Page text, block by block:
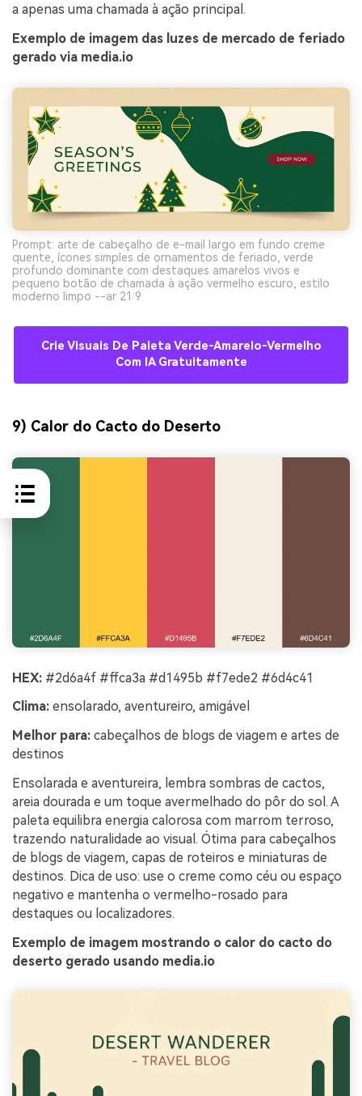
a apenas uma chamada à ação principal.
Exemplo de imagem das luzes de mercado de feriado
gerado via media.io
Prompt: arte de cabeçalho de e-mail largo em fundo creme
quente, ícones simples de ornamentos de feriado, verde
profundo dominante com destaques amarelos vivos e
pequeno botão de chamada à ação vermelho escuro, estilo
moderno limpo --ar 21:9
Crie Visuais De Paleta Verde-Amarelo-Vermelho
Com IA Gratuitamente
9) Calor do Cacto do Deserto
HEX: #2d6a4f #ffca3a #d1495b #f7ede2 #6d4c41
Clima: ensolarado, aventureiro, amigável
Melhor para: cabeçalhos de blogs de viagem e artes de
destinos
Ensolarada e aventureira, lembra sombras de cactos,
areia dourada e um toque avermelhado do pôr do sol. A
paleta equilibra energia calorosa com marrom terroso,
trazendo naturalidade ao visual. Ótima para cabeçalhos
de blogs de viagem, capas de roteiros e miniaturas de
destinos. Dica de uso: use o creme como céu ou espaço
negativo e mantenha o vermelho-rosado para
destaques ou localizadores.
Exemplo de imagem mostrando o calor do cacto do
deserto gerado usando media.io